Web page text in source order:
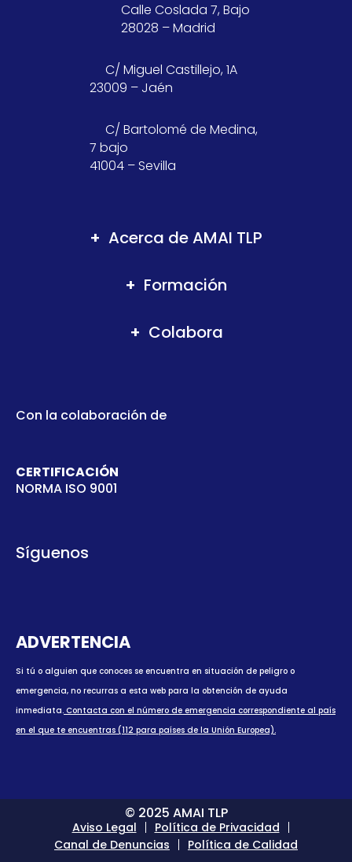
Calle Coslada 7, Bajo
28028 – Madrid
C/ Miguel Castillejo, 1A
23009 – Jaén
C/ Bartolomé de Medina,
7 bajo
41004 – Sevilla
Acerca de AMAI TLP
Formación
Colabora
Con la colaboración de
CERTIFICACIÓN
NORMA ISO 9001
Síguenos
ADVERTENCIA
Si tú o alguien que conoces se encuentra en situación de peligro o
emergencia, no recurras a esta web para la obtención de ayuda
inmediata. Contacta con el número de emergencia correspondiente al país
en el que te encuentras (112 para países de la Unión Europea).
© 2025 AMAI TLP
Aviso Legal
Política de Privacidad
Canal de Denuncias
Política de Calidad